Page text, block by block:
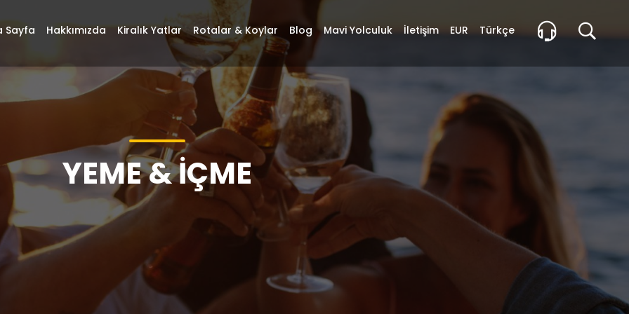
YEME & İÇME
Sayfa Hakkımızda Kiralık Yatlar Rotalar & Koylar Blog Mavi Yolculuk İletişim EUR Türkçe